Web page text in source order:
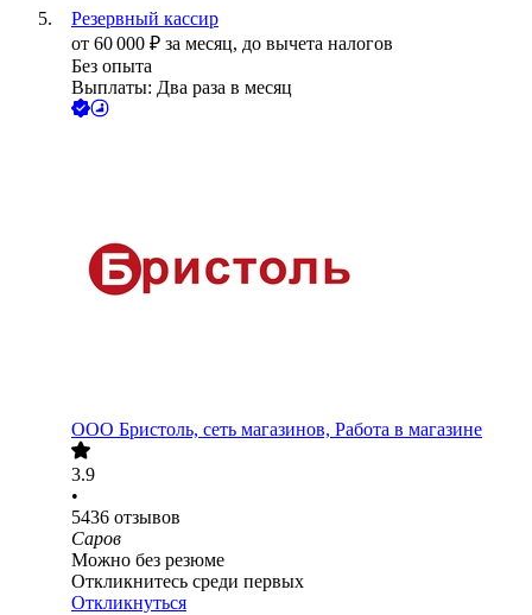
Резервный кассир
от 60 000 ₽ за месяц, до вычета налогов
Без опыта
Выплаты: Два раза в месяц
ООО Бристоль, сеть магазинов, Работа в магазине
3.9
•
5436 отзывов
Саров
Можно без резюме
Откликнитесь среди первых
Откликнуться